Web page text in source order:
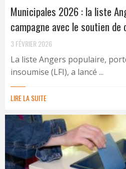
Municipales 2026 : la liste
campagne avec le soutien de
3 FÉVRIER 2026
La liste Angers populaire,
insoumise (LFI), a lancé ...
LIRE LA SUITE